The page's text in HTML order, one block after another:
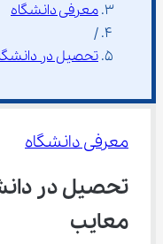
معرفی دانشگاه
/
تحصیل در
معرفی دانشگاه
تحصیل در
معایب